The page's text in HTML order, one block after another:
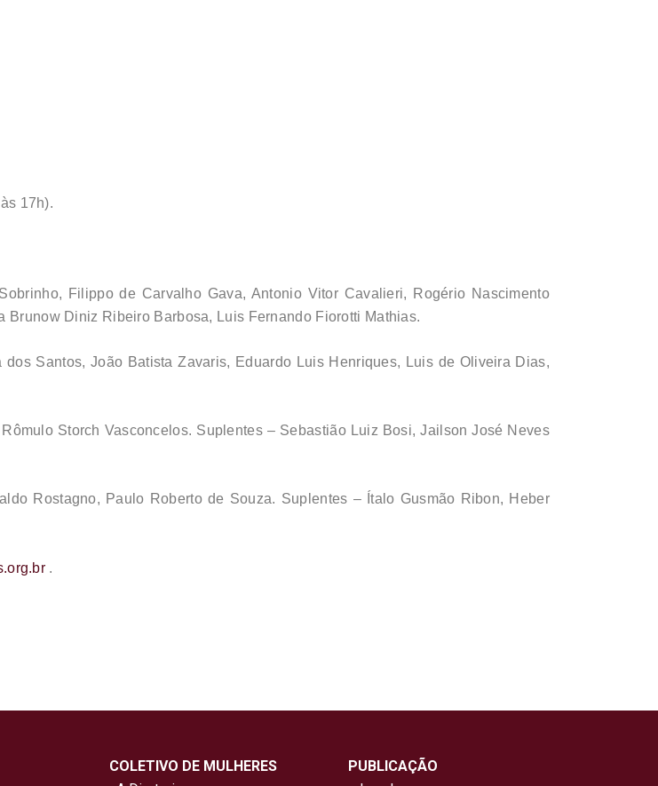
17h).
Filippo de Carvalho Gava, Antonio Vitor Cavalieri, Rogério Nascimento
Diniz Ribeiro Barbosa, Luis Fernando Fiorotti Mathias.
Santos, João Batista Zavaris, Eduardo Luis Henriques, Luis de Oliveira Dias,
Storch Vasconcelos. Suplentes – Sebastião Luiz Bosi, Jailson José Neves
Rostagno, Paulo Roberto de Souza. Suplentes – Ítalo Gusmão Ribon, Heber
.
COLETIVO DE MULHERES
PUBLICAÇÃO